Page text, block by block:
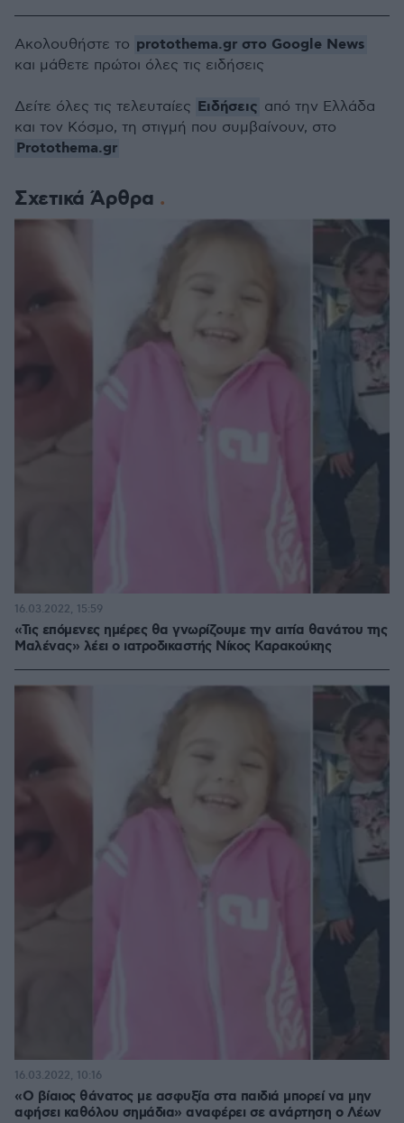
Σχετικά Άρθρα
«Τις επόμενες ημέρες θα γνωρίζουμε την αιτία θανάτου της
Μαλένας» λέει ο ιατροδικαστής Νίκος Καρακούκης
16.03.2022, 15:59
«Ο βίαιος θάνατος με ασφυξία στα παιδιά μπορεί να μην
αφήσει καθόλου σημάδια» αναφέρει σε ανάρτηση ο Λέων
16.03.2022, 10:16
Ακολουθήστε το protothema.gr στο Google News
και μάθετε πρώτοι όλες τις ειδήσεις
Δείτε όλες τις τελευταίες Ειδήσεις από την Ελλάδα
και τον Κόσμο, τη στιγμή που συμβαίνουν, στο
Protothema.gr